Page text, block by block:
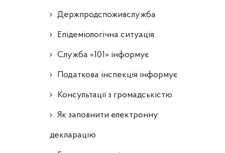
Держпродспоживслужба
Епідеміологічна ситуація
Служба «101» інформує
Податкова інспекція інформує
Консультації з громадськістю
Як заповнити електронну
декларацію